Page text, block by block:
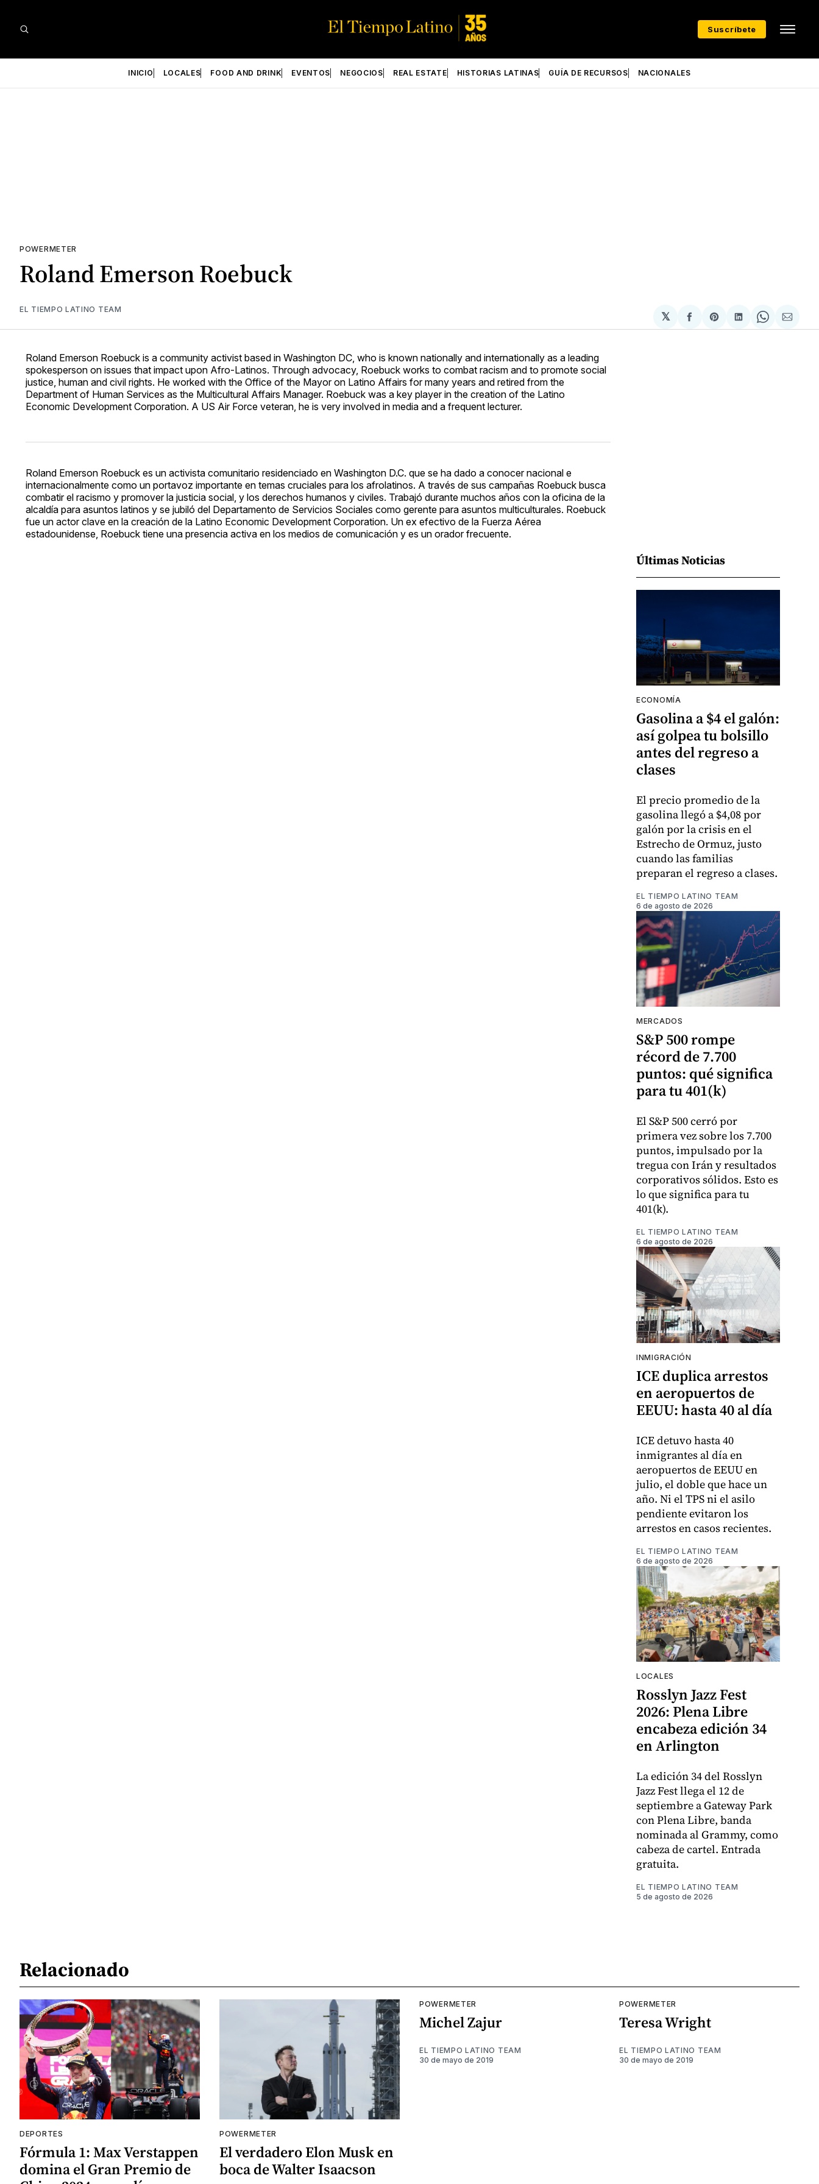
Suscríbete
INICIO LOCALES FOOD AND DRINK EVENTOS NEGOCIOS REAL ESTATE HISTORIAS LATINAS GUÍA DE RECURSOS NACIONALES
POWERMETER
Roland Emerson Roebuck
EL TIEMPO LATINO TEAM
𝕏
Compartir
en
Share
on
Compartir
en
Share
on
via
Roland Emerson Roebuck is a community activist based in Washington DC, who is known nationally and internationally as a leading
spokesperson on issues that impact upon Afro-Latinos. Through advocacy, Roebuck works to combat racism and to promote social
justice, human and civil rights. He worked with the Office of the Mayor on Latino Affairs for many years and retired from the
Department of Human Services as the Multicultural Affairs Manager. Roebuck was a key player in the creation of the Latino
Economic Development Corporation. A US Air Force veteran, he is very involved in media and a frequent lecturer.
Roland Emerson Roebuck es un activista comunitario residenciado en Washington D.C. que se ha dado a conocer nacional e
internacionalmente como un portavoz importante en temas cruciales para los afrolatinos. A través de sus campañas Roebuck busca
combatir el racismo y promover la justicia social, y los derechos humanos y civiles. Trabajó durante muchos años con la oficina de la
alcaldía para asuntos latinos y se jubiló del Departamento de Servicios Sociales como gerente para asuntos multiculturales. Roebuck
fue un actor clave en la creación de la Latino Economic Development Corporation. Un ex efectivo de la Fuerza Aérea
estadounidense, Roebuck tiene una presencia activa en los medios de comunicación y es un orador frecuente.
Últimas Noticias
ECONOMÍA
Gasolina a $4 el galón:
así golpea tu bolsillo
antes del regreso a
clases
El precio promedio de la
gasolina llegó a $4,08 por
galón por la crisis en el
Estrecho de Ormuz, justo
cuando las familias
preparan el regreso a clases.
EL TIEMPO LATINO TEAM
6 de agosto de 2026
MERCADOS
S&P 500 rompe
récord de 7.700
puntos: qué significa
para tu 401(k)
El S&P 500 cerró por
primera vez sobre los 7.700
puntos, impulsado por la
tregua con Irán y resultados
corporativos sólidos. Esto es
lo que significa para tu
401(k).
EL TIEMPO LATINO TEAM
6 de agosto de 2026
INMIGRACIÓN
ICE duplica arrestos
en aeropuertos de
EEUU: hasta 40 al día
ICE detuvo hasta 40
inmigrantes al día en
aeropuertos de EEUU en
julio, el doble que hace un
año. Ni el TPS ni el asilo
pendiente evitaron los
arrestos en casos recientes.
EL TIEMPO LATINO TEAM
6 de agosto de 2026
LOCALES
Rosslyn Jazz Fest
2026: Plena Libre
encabeza edición 34
en Arlington
La edición 34 del Rosslyn
Jazz Fest llega el 12 de
septiembre a Gateway Park
con Plena Libre, banda
nominada al Grammy, como
cabeza de cartel. Entrada
gratuita.
EL TIEMPO LATINO TEAM
5 de agosto de 2026
Relacionado
DEPORTES
Fórmula 1: Max Verstappen
domina el Gran Premio de
POWERMETER
El verdadero Elon Musk en
boca de Walter Isaacson
POWERMETER
Michel Zajur
EL TIEMPO LATINO TEAM
30 de mayo de 2019
POWERMETER
Teresa Wright
EL TIEMPO LATINO TEAM
30 de mayo de 2019